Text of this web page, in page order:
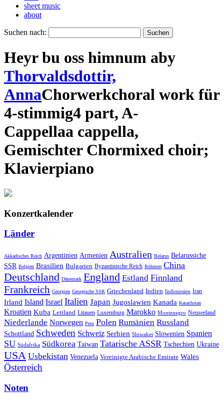
sheet music
about
Suchen nach:
Heyr bu oss himnum aby
Thorvaldsdottir,
AnnaChorwerkchoral work für
4-stimmig4 part,A-
Cappellaa cappella,
Gemischter Chormixed choir;
Klavierpiano
Konzertkalender
Länder
Akkadisches Reich Argentinien Armenien Australien Belarus Belarussiche
SSR Belgien Brasilien Bulgarien Byzantinische Reich Böhmen China
Deutschland Dänemark England Estland Finnland
Frankreich Georgien Georgische SSR Griechenland Indien Indonesien Iran
Irland Island Israel Italien Japan Jugoslawien Kanada Kasachstan
Kroatien Kuba Lettland Litauen Luxemburg Marokko Montenegro Neuseeland
Niederlande Norwegen Peru Polen Rumänien Russland
Schottland Schweden Schweiz Serbien Slowakei Slowenien Spanien
SU Südafrika Südkorea Taiwan Tatarische ASSR Tschechien Ukraine
USA Usbekistan Venezuela Vereinigte Arabische Emirate Wales
Österreich
Noten